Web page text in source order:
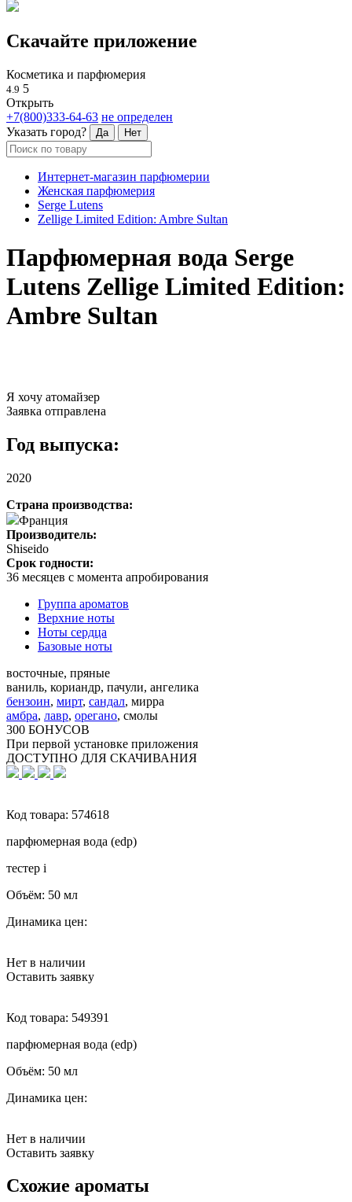
Скачайте приложение
Косметика и парфюмерия
4.9 5
Открыть
+7(800)333-64-63 не определен
Указать город?
Да Нет
Интернет-магазин парфюмерии
Женская парфюмерия
Serge Lutens
Zellige Limited Edition: Ambre Sultan
Парфюмерная вода Serge
Lutens Zellige Limited Edition:
Ambre Sultan
Я хочу атомайзер
Заявка отправлена
Год выпуска:
2020
Страна производства:
Франция
Производитель:
Shiseido
Срок годности:
36 месяцев с момента апробирования
Группа ароматов
Верхние ноты
Ноты сердца
Базовые ноты
восточные, пряные
ваниль, кориандр, пачули, ангелика
бензоин, мирт, сандал, мирра
амбра, лавр, орегано, смолы
300 БОНУСОВ
При первой установке приложения
ДОСТУПНО ДЛЯ СКАЧИВАНИЯ
Код товара: 574618
парфюмерная вода (edp)
тестер i
Объём: 50 мл
Динамика цен:
Нет в наличии
Оставить заявку
Код товара: 549391
парфюмерная вода (edp)
Объём: 50 мл
Динамика цен:
Нет в наличии
Оставить заявку
Схожие ароматы